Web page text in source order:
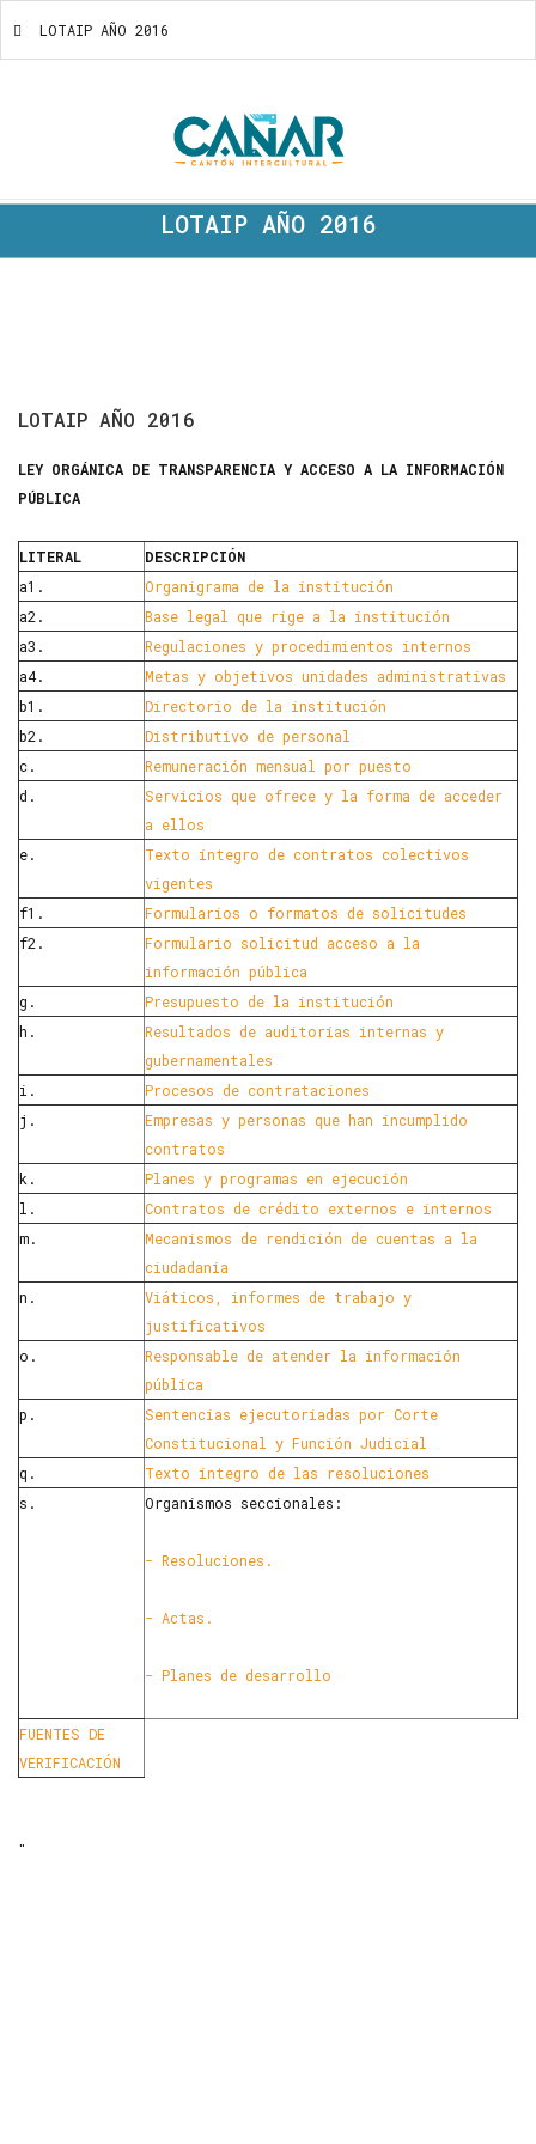
LOTAIP AÑO 2016
LOTAIP AÑO 2016
LOTAIP AÑO 2016
LEY ORGÁNICA DE TRANSPARENCIA Y ACCESO A LA INFORMACIÓN
PÚBLICA
LITERAL
DESCRIPCIÓN
a1.
Organigrama de la institución
a2.
Base legal que rige a la institución
a3.
Regulaciones y procedimientos internos
a4.
Metas y objetivos unidades administrativas
b1.
Directorio de la institución
b2.
Distributivo de personal
c.
Remuneración mensual por puesto
d.
Servicios que ofrece y la forma de acceder
a ellos
e.
Texto íntegro de contratos colectivos
vigentes
f1.
Formularios o formatos de solicitudes
f2.
Formulario solicitud acceso a la
información pública
g.
Presupuesto de la institución
h.
Resultados de auditorías internas y
gubernamentales
i.
Procesos de contrataciones
j.
Empresas y personas que han incumplido
contratos
k.
Planes y programas en ejecución
l.
Contratos de crédito externos e internos
m.
Mecanismos de rendición de cuentas a la
ciudadanía
n.
Viáticos, informes de trabajo y
justificativos
o.
Responsable de atender la información
pública
p.
Sentencias ejecutoriadas por Corte
Constitucional y Función Judicial
q.
Texto íntegro de las resoluciones
s.
Organismos seccionales:
- Resoluciones.
- Actas.
- Planes de desarrollo
FUENTES DE
VERIFICACIÓN
"